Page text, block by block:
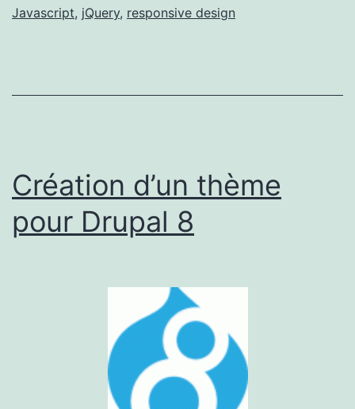
Javascript, jQuery, responsive design
Création d’un thème
pour Drupal 8